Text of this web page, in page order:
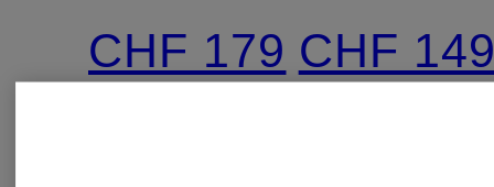
mit
Glitzergarn
CHF 179
Volants
CHF